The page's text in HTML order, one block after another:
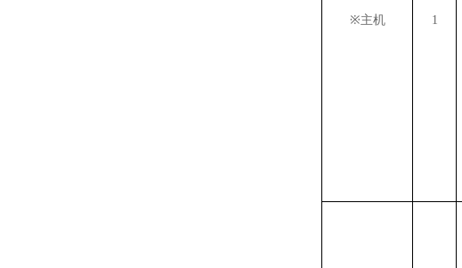
※主机 1